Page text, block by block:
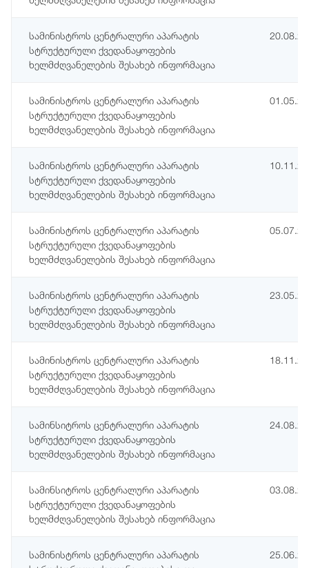
სამინისტროს ცენტრალური აპარატის
სტრუქტურული ქვედანაყოფების
ხელმძღვანელების შესახებ ინფორმაცია
სამინისტროს ცენტრალური აპარატის
სტრუქტურული ქვედანაყოფების
ხელმძღვანელების შესახებ ინფორმაცია
სამინისტროს ცენტრალური აპარატის
სტრუქტურული ქვედანაყოფების
ხელმძღვანელების შესახებ ინფორმაცია
სამინისტროს ცენტრალური აპარატის
სტრუქტურული ქვედანაყოფების
ხელმძღვანელების შესახებ ინფორმაცია
სამინისტროს ცენტრალური აპარატის
სტრუქტურული ქვედანაყოფების
ხელმძღვანელების შესახებ ინფორმაცია
სამინისტროს ცენტრალური აპარატის
სტრუქტურული ქვედანაყოფების
ხელმძღვანელების შესახებ ინფორმაცია
სამინსიტროს ცენტრალური აპარატის
სტრუქტურული ქვედანაყოფების
ხელმძღვანელების შესახებ ინფორმაცია
სამინსიტროს ცენტრალური აპარატის
სტრუქტურული ქვედანაყოფების
ხელმძღვანელების შესახებ ინფორმაცია
სამინისტროს ცენტრალური აპარატის